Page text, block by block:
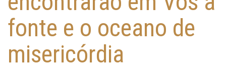
fonte e o oceano de
misericórdia